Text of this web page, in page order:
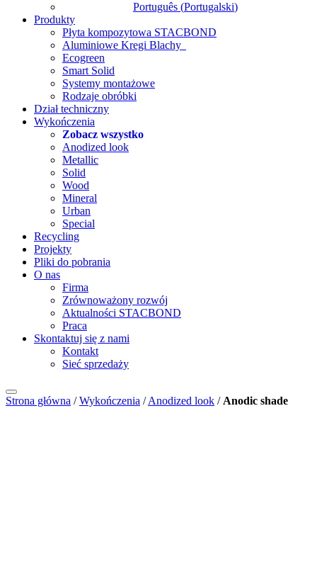
Português (Portugalski)
Produkty
Płyta kompozytowa STACBOND
Aluminiowe Kregi Blachy
Ecogreen
Smart Solid
Systemy montażowe
Rodzaje obróbki
Dział techniczny
Wykończenia
Zobacz wszystko
Anodized look
Metallic
Solid
Wood
Mineral
Urban
Special
Recycling
Projekty
Pliki do pobrania
O nas
Firma
Zrównoważony rozwój
Aktualności STACBOND
Praca
Skontaktuj się z nami
Kontakt
Sieć sprzedaży
Strona główna /Wykończenia /Anodized look / Anodic shade